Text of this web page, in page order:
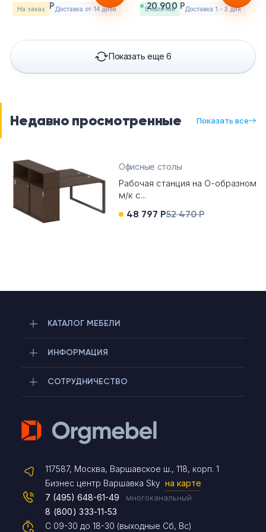
19 329 Р
На заказ Доставка от 14 дней 20 900 Р
в наличии Доставка 1 - 3 дня
Показать еще 6
Недавно просмотренные Показать все
Офисные столы
Рабочая станция на О-образном
м/к с...
48 797 Р52 470 Р
КАТАЛОГ МЕБЕЛИ
ИНФОРМАЦИЯ
СОТРУДНИЧЕСТВО
117587, Москва, Варшавское ш., 118, корп. 1
Бизнес центр Варшавка Sky на карте
С 09-30 до 18-30 (выходные Сб, Вс)
7 (495) 648-61-49 многоканальный
8 (800) 333-11-53
Telegram
Max
Чат на сайте